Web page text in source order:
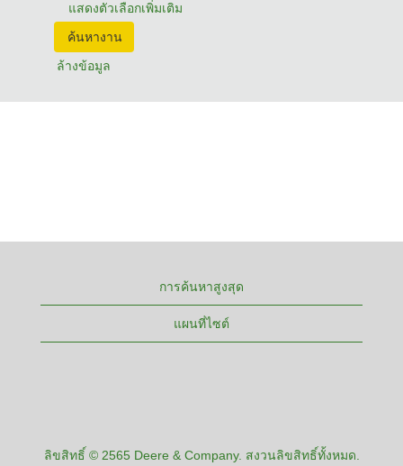
แสดงตัวเลือกเพิ่มเติม
ล้างข้อมูล
การค้นหาสูงสุด
แผนที่ไซต์
ลิขสิทธิ์ © 2565 Deere & Company. สงวนลิขสิทธิ์ทั้งหมด.